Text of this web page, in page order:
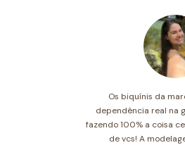
Os biquínis da
dependência real na
fazendo 100% a coisa
de vcs! A